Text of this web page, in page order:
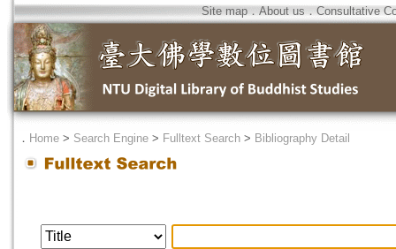
Site map．About us ． Consultative
． Home > Search Engine > Fulltext Search > Bibliography Detail